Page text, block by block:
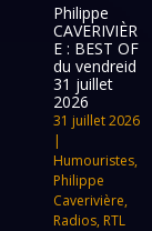
Philippe
CAVERIVIÈR
E : BEST OF
du vendreid
31 juillet
2026
31 juillet 2026
|
Humouristes,
Philippe
Caverivière,
Radios, RTL